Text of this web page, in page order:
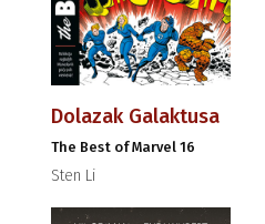
Dolazak Galaktusa
The Best of Marvel 16
Sten Li